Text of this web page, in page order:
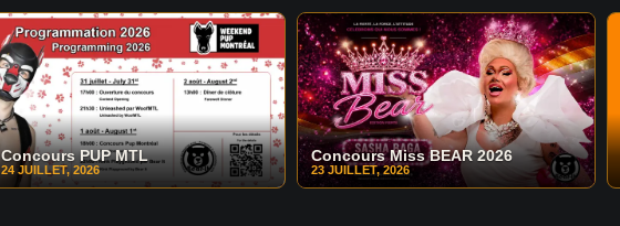
Concours PUP MTL
24 JUILLET, 2026
Concours Miss BEAR 2026
23 JUILLET, 2026